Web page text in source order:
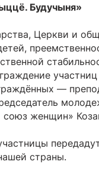
Будучыня»
Церкви и
—
женщин»
страны.